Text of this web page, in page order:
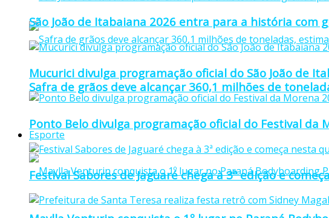
Safra de grãos deve alcançar 360,1 milhões de
Esporte
São João de Itabaiana 2026 entra para a história com
Mucurici divulga programação oficial do São João de
Ponto Belo divulga programação oficial do Festival da
Festival Sabores de Jaguaré chega à 3ª edição e